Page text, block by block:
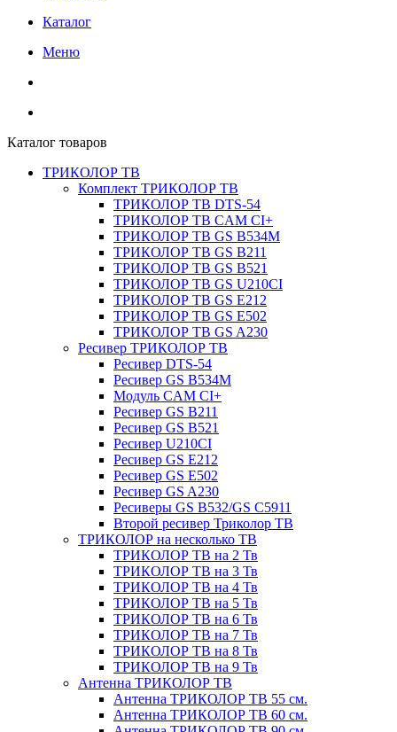
Каталог
Меню
Каталог товаров
ТРИКОЛОР ТВ
Комплект ТРИКОЛОР ТВ
ТРИКОЛОР ТВ DTS-54
ТРИКОЛОР ТВ CAM CI+
ТРИКОЛОР ТВ GS B534M
ТРИКОЛОР ТВ GS B211
ТРИКОЛОР ТВ GS B521
ТРИКОЛОР ТВ GS U210CI
ТРИКОЛОР ТВ GS E212
ТРИКОЛОР ТВ GS E502
ТРИКОЛОР ТВ GS A230
Ресивер ТРИКОЛОР ТВ
Ресивер DTS-54
Ресивер GS B534M
Модуль CAM CI+
Ресивер GS B211
Ресивер GS B521
Ресивер U210CI
Ресивер GS E212
Ресивер GS E502
Ресивер GS A230
Ресиверы GS B532/GS C5911
Второй ресивер Триколор ТВ
ТРИКОЛОР на несколько ТВ
ТРИКОЛОР ТВ на 2 Тв
ТРИКОЛОР ТВ на 3 Тв
ТРИКОЛОР ТВ на 4 Тв
ТРИКОЛОР ТВ на 5 Тв
ТРИКОЛОР ТВ на 6 Тв
ТРИКОЛОР ТВ на 7 Тв
ТРИКОЛОР ТВ на 8 Тв
ТРИКОЛОР ТВ на 9 Тв
Антенна ТРИКОЛОР ТВ
Антенна ТРИКОЛОР ТВ 55 см.
Антенна ТРИКОЛОР ТВ 60 см.